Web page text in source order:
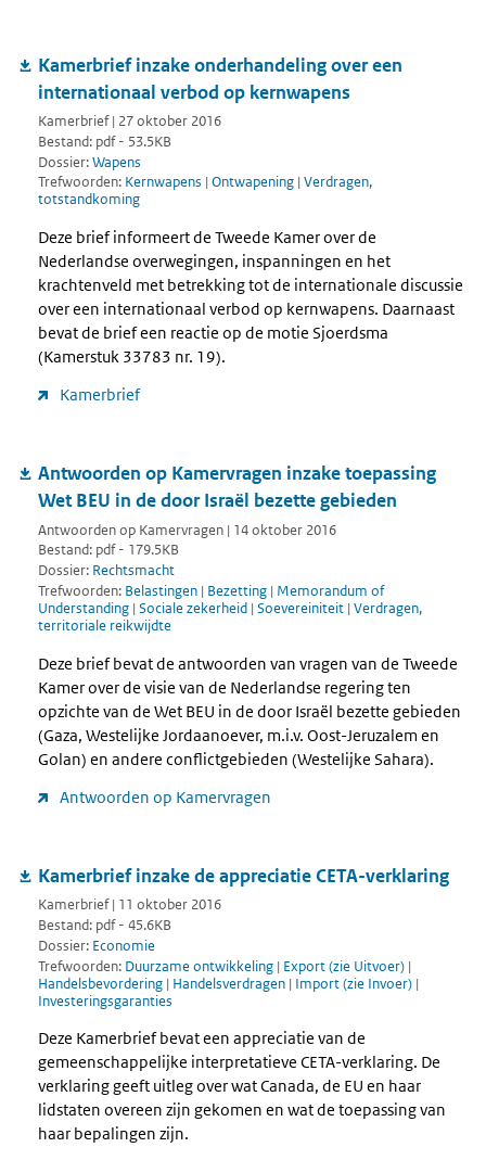
Kamerbrief inzake onderhandeling over een
internationaal verbod op kernwapens
Kamerbrief | 27 oktober 2016
Bestand: pdf - 53.5KB
Dossier:Wapens
Trefwoorden: Kernwapens | Ontwapening | Verdragen,
totstandkoming
Deze brief informeert de Tweede Kamer over de
Nederlandse overwegingen, inspanningen en het
krachtenveld met betrekking tot de internationale discussie
over een internationaal verbod op kernwapens. Daarnaast
bevat de brief een reactie op de motie Sjoerdsma
(Kamerstuk 33783 nr. 19).
Kamerbrief
Antwoorden op Kamervragen inzake toepassing
Wet BEU in de door Israël bezette gebieden
Antwoorden op Kamervragen | 14 oktober 2016
Bestand: pdf - 179.5KB
Dossier: Rechtsmacht
Trefwoorden: Belastingen | Bezetting | Memorandum of
Understanding | Sociale zekerheid | Soevereiniteit | Verdragen,
territoriale reikwijdte
Deze brief bevat de antwoorden van vragen van de Tweede
Kamer over de visie van de Nederlandse regering ten
opzichte van de Wet BEU in de door Israël bezette gebieden
(Gaza, Westelijke Jordaanoever, m.i.v. Oost-Jeruzalem en
Golan) en andere conflictgebieden (Westelijke Sahara).
Antwoorden op Kamervragen
Kamerbrief inzake de appreciatie CETA-verklaring
Kamerbrief | 11 oktober 2016
Bestand: pdf - 45.6KB
Dossier: Economie
Trefwoorden: Duurzame ontwikkeling | Export (zie Uitvoer) |
Handelsbevordering | Handelsverdragen | Import (zie Invoer) |
Investeringsgaranties
Deze Kamerbrief bevat een appreciatie van de
gemeenschappelijke interpretatieve CETA-verklaring. De
verklaring geeft uitleg over wat Canada, de EU en haar
lidstaten overeen zijn gekomen en wat de toepassing van
haar bepalingen zijn.